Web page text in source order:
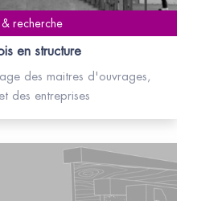
recherche
en structure
des maitres d'ouvrages,
des entreprises